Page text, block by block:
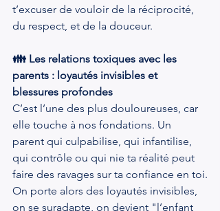
t’excuser de vouloir de la réciprocité,
du respect, et de la douceur.
👪 Les relations toxiques avec les
parents : loyautés invisibles et
blessures profondes
C’est l’une des plus douloureuses, car
elle touche à nos fondations. Un
parent qui culpabilise, qui infantilise,
qui contrôle ou qui nie ta réalité peut
faire des ravages sur ta confiance en toi.
On porte alors des loyautés invisibles,
on se suradapte, on devient "l’enfant